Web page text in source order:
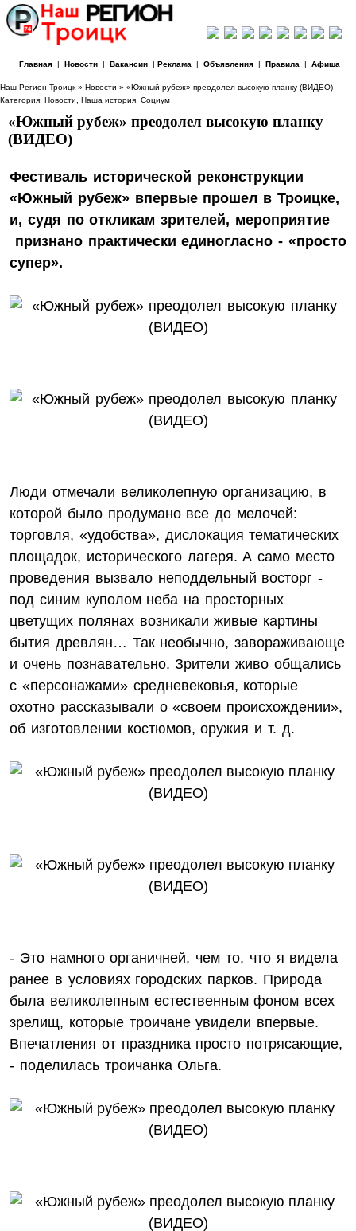
Главная| Новости| Вакансии| Реклама | Объявления| Правила | Афиша
Наш Регион Троицк » Новости » «Южный рубеж» преодолел высокую планку (ВИДЕО)
Категория: Новости Наша история Социум
«Южный рубеж» преодолел высокую планку
(ВИДЕО)
Фестиваль исторической реконструкции
«Южный рубеж» впервые прошел в Троицке,
и, судя по откликам зрителей, мероприятие
признано практически единогласно - «просто
супер».
Люди отмечали великолепную организацию, в
которой было продумано все до мелочей:
торговля, «удобства», дислокация тематических
площадок, исторического лагеря. А само место
проведения вызвало неподдельный восторг -
под синим куполом неба на просторных
цветущих полянах возникали живые картины
бытия древлян… Так необычно, завораживающе
и очень познавательно. Зрители живо общались
с «персонажами» средневековья, которые
охотно рассказывали о «своем происхождении»,
об изготовлении костюмов, оружия и т. д.
- Это намного органичней, чем то, что я видела
ранее в условиях городских парков. Природа
была великолепным естественным фоном всех
зрелищ, которые троичане увидели впервые.
Впечатления от праздника просто потрясающие,
- поделилась троичанка Ольга.